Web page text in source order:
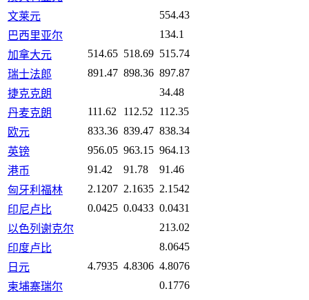
文莱元
554.43
巴西里亚尔
134.1
加拿大元
514.65 518.69 515.74
瑞士法郎
891.47 898.36 897.87
捷克克朗
34.48
丹麦克朗
111.62 112.52
112.35
欧元
833.36 839.47 838.34
英镑
956.05 963.15 964.13
港币
91.42 91.78
91.46
匈牙利福林
2.1207 2.1635 2.1542
印尼卢比
0.0425 0.0433 0.0431
以色列谢克尔
213.02
印度卢比
8.0645
日元
4.7935 4.8306 4.8076
柬埔寨瑞尔
0.1776